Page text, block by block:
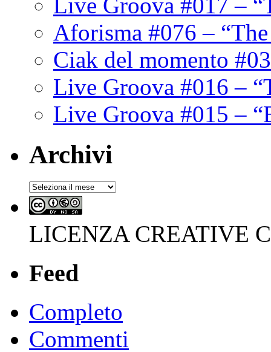
Aforisma #076 –
Ciak del momento
Live Groova #016 –
Live Groova #015 –
Archivi
Archivi
LICENZA CREATIVE
Feed
Completo
Commenti